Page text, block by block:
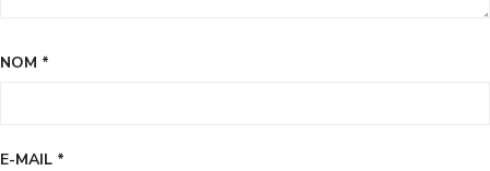
NOM *
E-MAIL *